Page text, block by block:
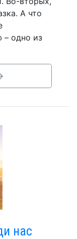
А что
– одно из
нас